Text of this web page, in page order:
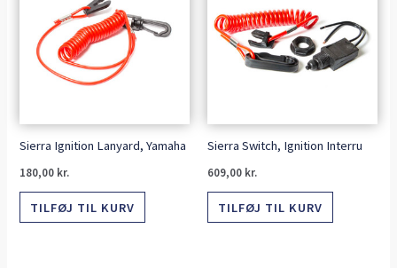
Sierra Ignition Lanyard, Yamaha
180,00 kr.
TILFØJ TIL KURV
Sierra Switch, Ignition Interru
609,00 kr.
TILFØJ TIL KURV